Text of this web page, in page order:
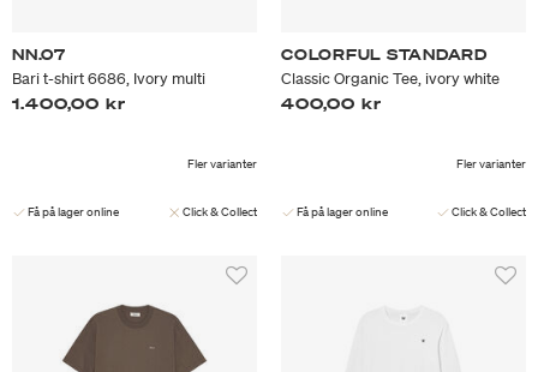
NN.07
Bari t-shirt 6686, Ivory multi
1.400,00 kr
Fler varianter
Få på lager online Click & Collect
COLORFUL STANDARD
Classic Organic Tee, ivory white
400,00 kr
Fler varianter
Få på lager online Click & Collect